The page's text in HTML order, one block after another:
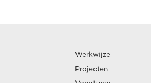
Werkwijze
Projecten